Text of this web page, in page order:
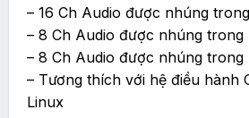
– 16 Ch Audio được nhúng
– 8 Ch Audio được nhúng trong
– 8 Ch Audio được nhúng trong
– Tương thích với hệ điều hành
Linux